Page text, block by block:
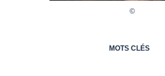
MOTS CLÉS